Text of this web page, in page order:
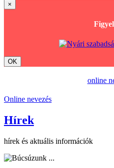
×
OK
online
Online nevezés
Hírek
hírek és aktuális információk